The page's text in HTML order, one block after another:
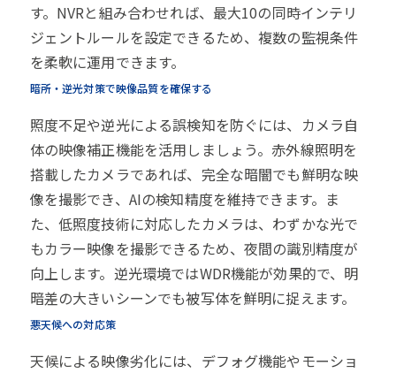
す。NVRと組み合わせれば、最大10の同時インテリ
ジェントルールを設定できるため、複数の監視条件
を柔軟に運用できます。
暗所・逆光対策で映像品質を確保する
照度不足や逆光による誤検知を防ぐには、カメラ自
体の映像補正機能を活用しましょう。赤外線照明を
搭載したカメラであれば、完全な暗闇でも鮮明な映
像を撮影でき、AIの検知精度を維持できます。ま
た、低照度技術に対応したカメラは、わずかな光で
もカラー映像を撮影できるため、夜間の識別精度が
向上します。逆光環境ではWDR機能が効果的で、明
暗差の大きいシーンでも被写体を鮮明に捉えます。
悪天候への対応策
天候による映像劣化には、デフォグ機能やモーショ